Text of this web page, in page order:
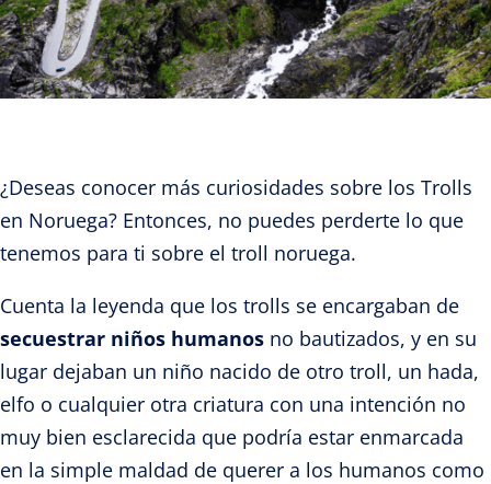
¿Deseas conocer más curiosidades sobre los Trolls
en Noruega? Entonces, no puedes perderte lo que
tenemos para ti sobre el troll noruega.
Cuenta la leyenda que los trolls se encargaban de
secuestrar niños humanos no bautizados, y en su
lugar dejaban un niño nacido de otro troll, un hada,
elfo o cualquier otra criatura con una intención no
muy bien esclarecida que podría estar enmarcada
en la simple maldad de querer a los humanos como